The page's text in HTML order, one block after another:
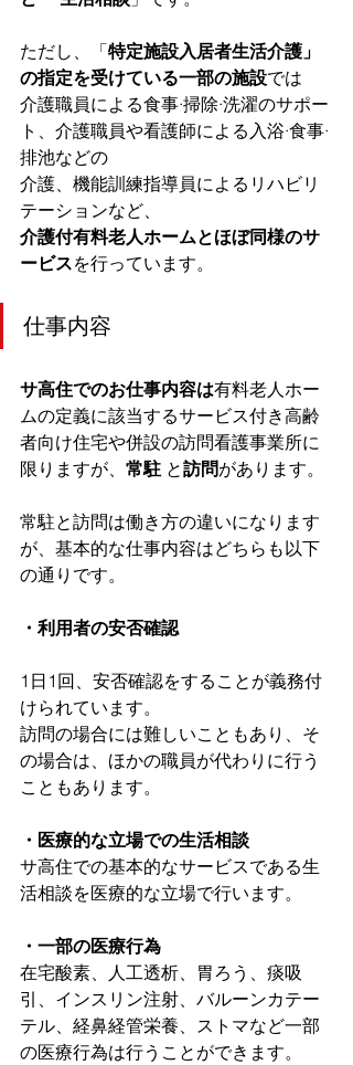
ただし、「特定施設入居者生活介護」
の指定を受けている一部の施設では
介護職員による食事·掃除·洗濯のサポー
ト、介護職員や看護師による入浴·食事·
排池などの
介護、機能訓練指導員によるリハビリ
テーションなど、
介護付有料老人ホームとほぼ同様のサ
ービスを行っています。
仕事内容
サ高住でのお仕事内容は有料老人ホー
ムの定義に該当するサービス付き高齢
者向け住宅や併設の訪問看護事業所に
限りますが、 常駐 と訪問があります。
常駐と訪問は働き方の違いになります
が、基本的な仕事内容はどちらも以下
の通りです。
・利用者の安否確認
1日1回、安否確認をすることが義務付
けられています。
訪問の場合には難しいこともあり、そ
の場合は、ほかの職員が代わりに行う
こともあります。
・医療的な立場での生活相談
サ高住での基本的なサービスである生
活相談を医療的な立場で行います。
・一部の医療行為
在宅酸素、人工透析、胃ろう、痰吸
引、インスリン注射、バルーンカテー
テル、経鼻経管栄養、ストマなど一部
の医療行為は行うことができます。